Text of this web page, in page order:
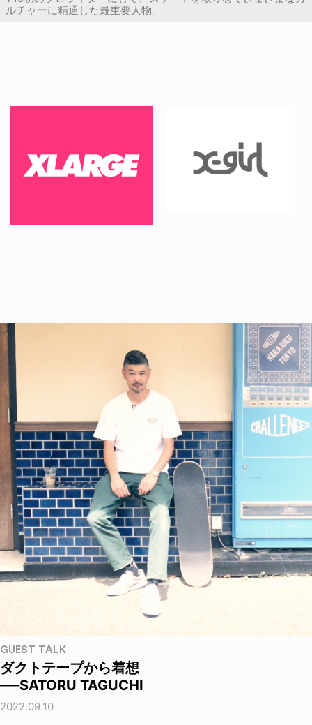
ルチャーに精通した最重要人物。
GUEST TALK
ダクトテープから着想
──SATORU TAGUCHI
2022.09.10